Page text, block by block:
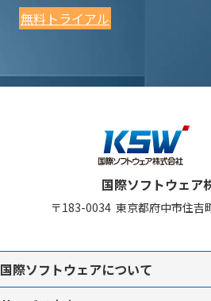
無料トライアル
国際ソフトウェア
〒183-0034 東京都府中市住吉
国際ソフトウェアについて